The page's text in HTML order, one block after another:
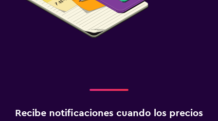
Recibe notificaciones cuando los precios